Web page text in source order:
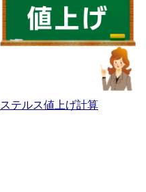
ステルス値上げ計算